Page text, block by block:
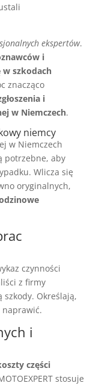
ekspertów.
i
szkodach
znacząco
i
w Niemczech.
niemcy
w Niemczech
potrzebne, aby
Wlicza się
oryginalnych,
czynności
z firmy
Określają,
i
części
stosuje